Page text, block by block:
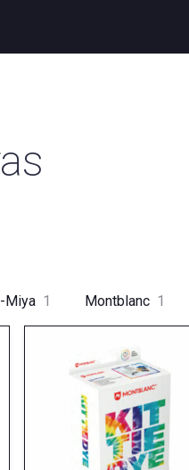
Miya 1 Montblanc 1